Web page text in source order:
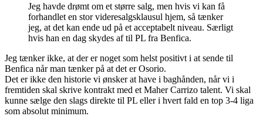
Jeg havde drømt om et større salg, men hvis vi kan få
forhandlet en stor videresalgsklausul hjem, så tænker
jeg, at det kan ende ud på et acceptabelt niveau. Særligt
hvis han en dag skydes af til PL fra Benfica.
Jeg tænker ikke, at der er noget som helst positivt i at sende til
Benfica når man tænker på at det er Osorio.
Det er ikke den historie vi ønsker at have i baghånden, når vi i
fremtiden skal skrive kontrakt med et Maher Carrizo talent. Vi skal
kunne sælge den slags direkte til PL eller i hvert fald en top 3-4 liga
som absolut minimum.